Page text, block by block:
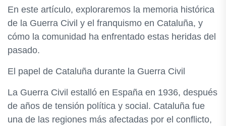
En este artículo, exploraremos la memoria histórica
de la Guerra Civil y el franquismo en Cataluña, y
cómo la comunidad ha enfrentado estas heridas del
pasado.
El papel de Cataluña durante la Guerra Civil
La Guerra Civil estalló en España en 1936, después
de años de tensión política y social. Cataluña fue
una de las regiones más afectadas por el conflicto,